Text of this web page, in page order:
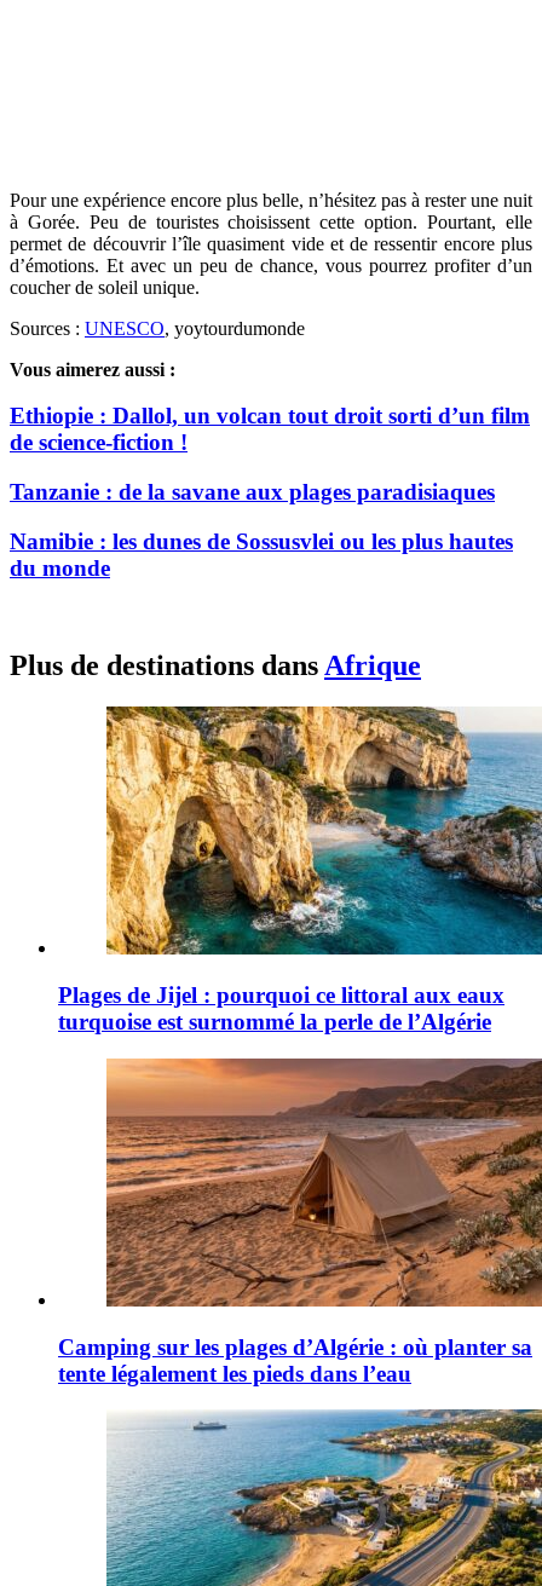
Pour une expérience encore plus belle, n’hésitez pas à rester une nuit
à Gorée. Peu de touristes choisissent cette option. Pourtant, elle
permet de découvrir l’île quasiment vide et de ressentir encore plus
d’émotions. Et avec un peu de chance, vous pourrez profiter d’un
coucher de soleil unique.
Sources : UNESCO, yoytourdumonde
Vous aimerez aussi :
Ethiopie : Dallol, un volcan tout droit sorti d’un film
de science-fiction !
Tanzanie : de la savane aux plages paradisiaques
Namibie : les dunes de Sossusvlei ou les plus hautes
du monde
Plus de destinations dansAfrique
Plages de Jijel : pourquoi ce littoral aux eaux
turquoise est surnommé la perle de l’Algérie
Camping sur les plages d’Algérie : où planter sa
tente légalement les pieds dans l’eau